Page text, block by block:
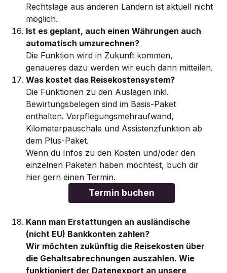
Rechtslage aus anderen Ländern ist aktuell nicht
möglich.
Ist es geplant, auch einen Währungen auch
automatisch umzurechnen?
Die Funktion wird in Zukunft kommen,
genaueres dazu werden wir euch dann mitteilen.
Was kostet das Reisekostensystem?
Die Funktionen zu den Auslagen inkl.
Bewirtungsbelegen sind im Basis-Paket
enthalten. Verpflegungsmehraufwand,
Kilometerpauschale und Assistenzfunktion ab
dem Plus-Paket.
Wenn du Infos zu den Kosten und/oder den
einzelnen Paketen haben möchtest, buch dir
hier gern einen Termin.
Termin buchen
Kann man Erstattungen an ausländische
(nicht EU) Bankkonten zahlen?
Wir möchten zukünftig die Reisekosten über
die Gehaltsabrechnungen auszahlen. Wie
funktioniert der Datenexport an unsere